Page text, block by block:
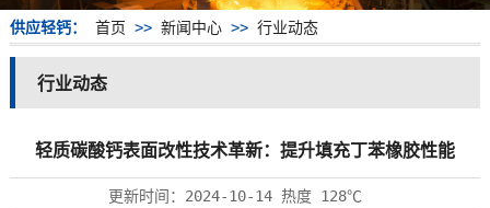
供应轻钙： 首页 >> 新闻中心>> 行业动态
行业动态
轻质碳酸钙表面改性技术革新：提升填充丁苯橡胶性能
更新时间： 2024-10-14热度 128℃